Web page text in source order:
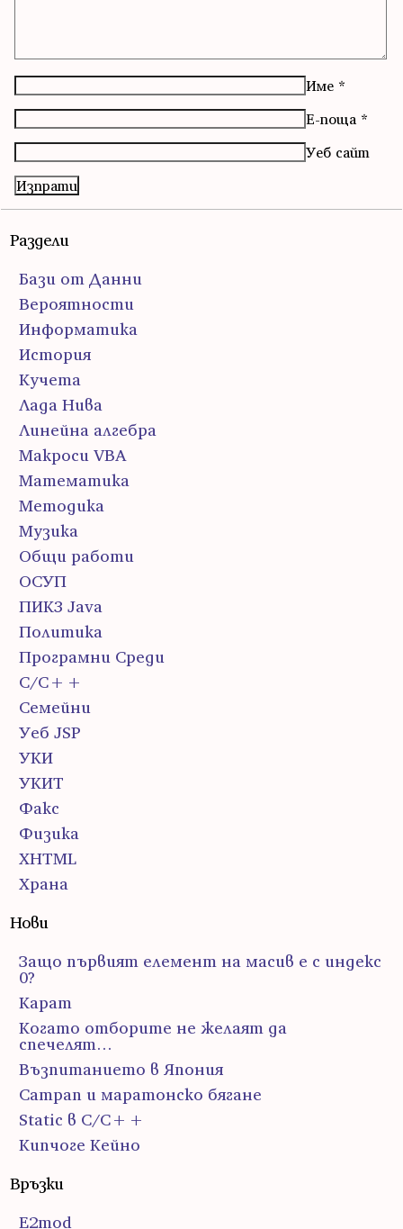
Име *
Е-поща *
Уеб сайт
Раздели
Бази от Данни
Вероятности
Информатика
История
Кучета
Лада Нива
Линейна алгебра
Макроси VBA
Математика
Методика
Музика
Общи работи
ОСУП
ПИК3 Java
Политика
Програмни Среди
С/С++
Семейни
Уеб JSP
УКИ
УКИТ
Факс
Физика
ХHTML
Храна
Нови
Защо първият елемент на масив е с индекс
0?
Карат
Когато отборите не желаят да
спечелят…
Възпитанието в Япония
Сатрап и маратонско бягане
Static в C/C++
Кипчоге Кейно
Връзки
E2mod